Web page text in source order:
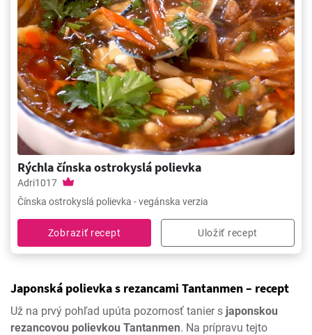
Rýchla čínska ostrokyslá polievka
Adri1017
Čínska ostrokyslá polievka - vegánska verzia
Zobraziť recept Uložiť recept
Japonská polievka s rezancami Tantanmen – recept
Už na prvý pohľad upúta pozornosť tanier s japonskou
rezancovou polievkou Tantanmen. Na prípravu tejto